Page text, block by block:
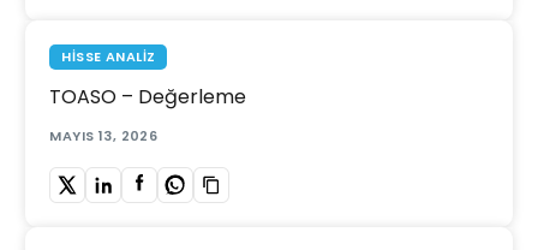
HISSE ANALIZ
TOASO – Değerleme
MAYIS 13, 2026